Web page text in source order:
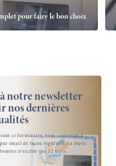
pour faire le bon choix
notre newsletter
nos dernières
ce formulaire, vous consentez à
email de façon régulière. La durée
n'excède pas 12 mois.